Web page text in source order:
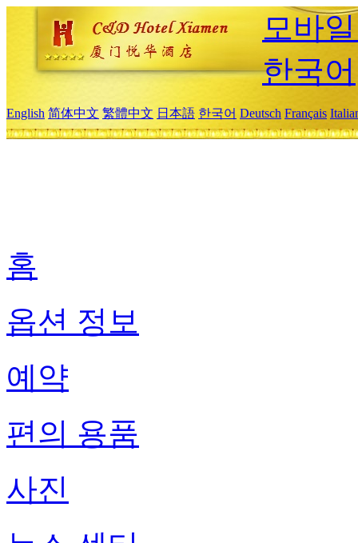
모바
한국어
English 简体中文 繁體中文 日本語 한국어 Deutsch Français
홈
옵션 정보
예약
편의 용품
사진